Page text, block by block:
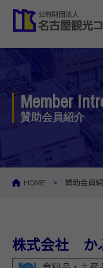
Member
賛助会員紹介
HOME 賛助会員
株式会社 か